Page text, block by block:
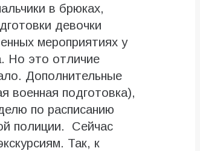
в брюках,
девочки
мероприятиях у
Но это отличие
Дополнительные
военная подготовка),
по расписанию
полиции. Сейчас
Так, к